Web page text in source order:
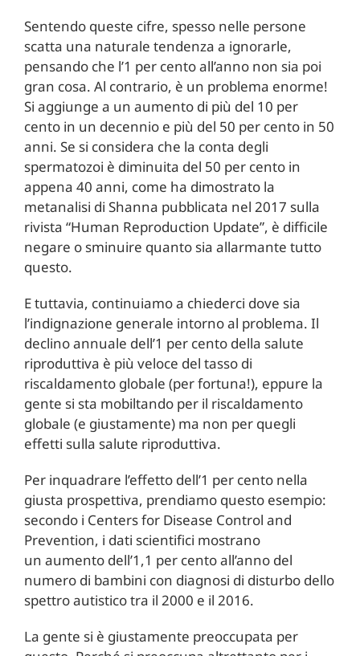
Sentendo queste cifre, spesso nelle persone
scatta una naturale tendenza a ignorarle,
pensando che l’1 per cento all’anno non sia poi
gran cosa. Al contrario, è un problema enorme!
Si aggiunge a un aumento di più del 10 per
cento in un decennio e più del 50 per cento in 50
anni. Se si considera che la conta degli
spermatozoi è diminuita del 50 per cento in
appena 40 anni, come ha dimostrato la
metanalisi di Shanna pubblicata nel 2017 sulla
rivista “Human Reproduction Update”, è difficile
negare o sminuire quanto sia allarmante tutto
questo.
E tuttavia, continuiamo a chiederci dove sia
l’indignazione generale intorno al problema. Il
declino annuale dell’1 per cento della salute
riproduttiva è più veloce del tasso di
riscaldamento globale (per fortuna!), eppure la
gente si sta mobiltando per il riscaldamento
globale (e giustamente) ma non per quegli
effetti sulla salute riproduttiva.
Per inquadrare l’effetto dell’1 per cento nella
giusta prospettiva, prendiamo questo esempio:
secondo i Centers for Disease Control and
Prevention, i dati scientifici mostrano
un aumento dell’1,1 per cento all’anno del
numero di bambini con diagnosi di disturbo dello
spettro autistico tra il 2000 e il 2016.
La gente si è giustamente preoccupata per